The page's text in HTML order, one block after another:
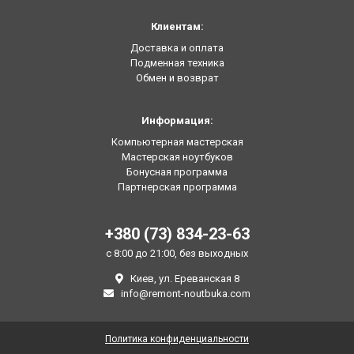
Клиентам:
Доставка и оплата
Подменная техника
Обмен и возврат
Информация:
Компьютерная мастерская
Мастерская ноутбуков
Бонусная программа
Партнерская программа
+380 (73) 834-23-63
с 8:00 до 21:00, без выходных
Киев, ул. Ереванская 8
info@remont-noutbuka.com
Политика конфиденциальности